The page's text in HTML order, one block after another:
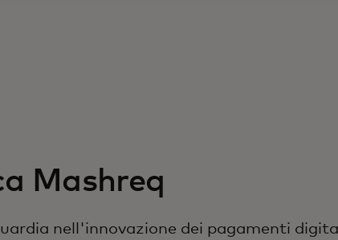
Mashreq
nell'innovazione dei pagamenti